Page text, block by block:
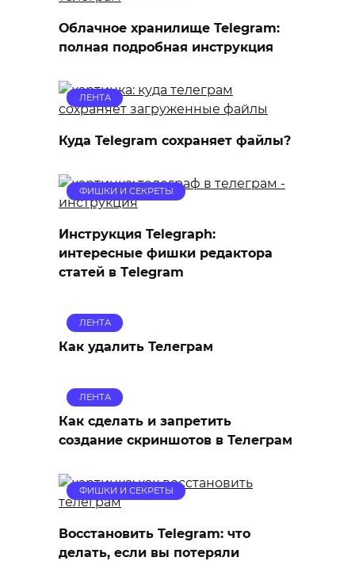
Облачное хранилище Telegram:
полная подробная инструкция
ЛЕНТА
Куда Telegram сохраняет файлы?
ФИШКИ И СЕКРЕТЫ
Инструкция Telegraph:
интересные фишки редактора
статей в Тelegram
ЛЕНТА
Как удалить Телеграм
ЛЕНТА
Как сделать и запретить
создание скриншотов в Телеграм
ФИШКИ И СЕКРЕТЫ
Восстановить Telegram: что
делать, если вы потеряли